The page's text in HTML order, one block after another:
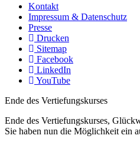
Kontakt
Impressum & Datenschutz
Presse
Drucken
Sitemap
Facebook
LinkedIn
YouTube
Ende des Vertiefungskurses
Ende des Vertiefungskurses,
Sie haben nun die Möglichkeit ein